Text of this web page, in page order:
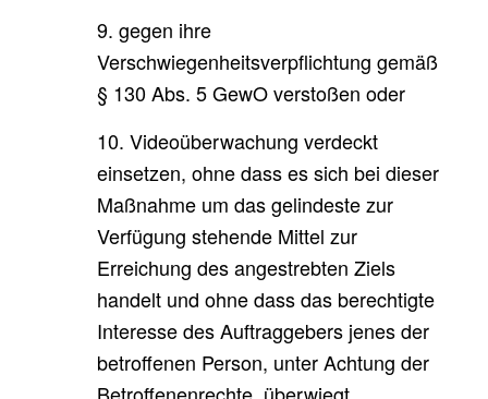
9. gegen ihre
Verschwiegenheitsverpflichtung gemäß
§ 130 Abs. 5 GewO verstoßen oder
10. Videoüberwachung verdeckt
einsetzen, ohne dass es sich bei dieser
Maßnahme um das gelindeste zur
Verfügung stehende Mittel zur
Erreichung des angestrebten Ziels
handelt und ohne dass das berechtigte
Interesse des Auftraggebers jenes der
betroffenen Person, unter Achtung der